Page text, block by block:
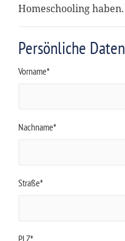
Homeschooling haben.
Persönliche Daten
Vorname*
Nachname*
Straße*
PLZ*